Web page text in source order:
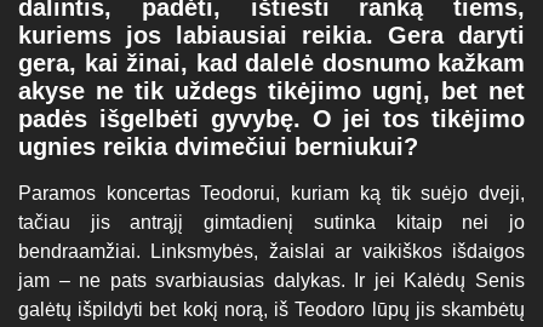
dalintis, padėti, ištiesti ranką tiems,
kuriems jos labiausiai reikia. Gera daryti
gera, kai žinai, kad dalelė dosnumo kažkam
akyse ne tik uždegs tikėjimo ugnį, bet net
padės išgelbėti gyvybę. O jei tos tikėjimo
ugnies reikia dvimečiui berniukui?
Paramos koncertas Teodorui, kuriam ką tik suėjo dveji,
tačiau jis antrąjį gimtadienį sutinka kitaip nei jo
bendraamžiai. Linksmybės, žaislai ar vaikiškos išdaigos
jam – ne pats svarbiausias dalykas. Ir jei Kalėdų Senis
galėtų išpildyti bet kokį norą, iš Teodoro lūpų jis skambėtų